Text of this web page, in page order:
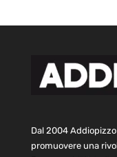
Dal 2004
promuovere una